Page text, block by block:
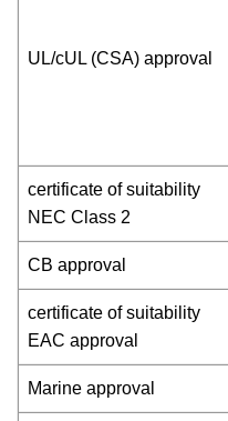
UL/cUL (CSA) approval
certificate of suitability
NEC Class 2
CB approval
certificate of suitability
EAC approval
Marine approval